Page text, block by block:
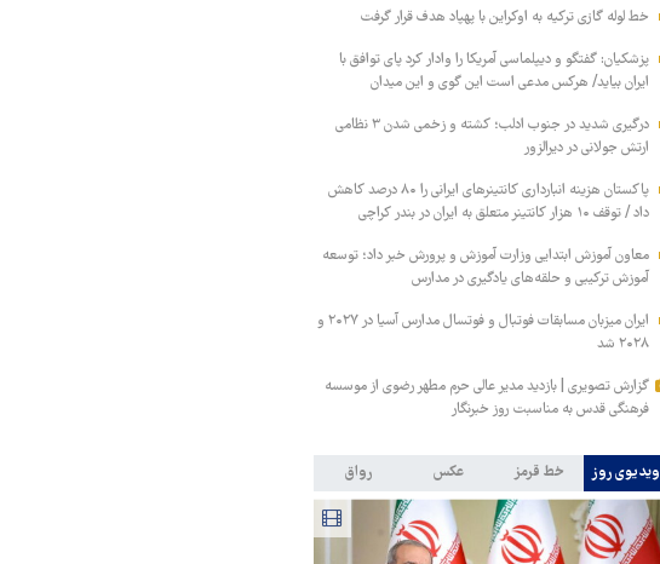
خط لوله گازی ترکیه به اوکراین با پهپاد هدف قرار گرفت
پزشکیان: گفتگو و دیپلماسی آمریکا را وادار کرد پای توافق با
ایران بیاید/ هرکس مدعی است این گوی و این میدان
درگیری شدید در جنوب ادلب؛ کشته و زخمی شدن ۳ نظامی
ارتش جولانی در دیرالزور
پاکستان هزینه انبارداری کانتینرهای ایرانی را ۸۰ درصد کاهش
داد / توقف ۱۰ هزار کانتینر متعلق به ایران در بندر کراچی
معاون آموزش ابتدایی وزارت آموزش و پرورش خبر داد؛ توسعه
آموزش ترکیبی و حلقه‌های یادگیری در مدارس
ایران میزبان مسابقات فوتبال و فوتسال مدارس آسیا در ۲۰۲۷ و
۲۰۲۸ شد
گزارش تصویری | بازدید مدیر عالی حرم مطهر رضوی از موسسه
فرهنگی قدس به مناسبت روز خبرنگار
ویدیوی روز خط قرمز عکس رواق